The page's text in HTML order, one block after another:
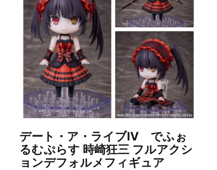
デート・ア・ライブⅣ でふぉ
るむぷらす 時崎狂三 フルアクシ
ョンデフォルメフィギュア